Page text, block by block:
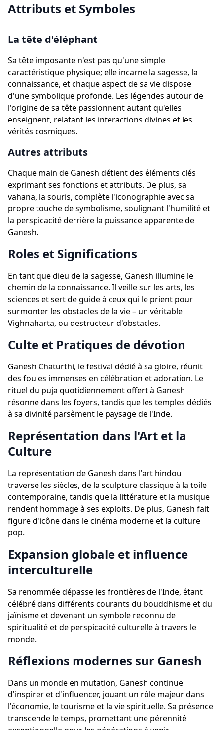
Attributs et Symboles
La tête d'éléphant
Sa tête imposante n'est pas qu'une simple
caractéristique physique; elle incarne la sagesse, la
connaissance, et chaque aspect de sa vie dispose
d'une symbolique profonde. Les légendes autour de
l'origine de sa tête passionnent autant qu'elles
enseignent, relatant les interactions divines et les
vérités cosmiques.
Autres attributs
Chaque main de Ganesh détient des éléments clés
exprimant ses fonctions et attributs. De plus, sa
vahana, la souris, complète l'iconographie avec sa
propre touche de symbolisme, soulignant l'humilité et
la perspicacité derrière la puissance apparente de
Ganesh.
Roles et Significations
En tant que dieu de la sagesse, Ganesh illumine le
chemin de la connaissance. Il veille sur les arts, les
sciences et sert de guide à ceux qui le prient pour
surmonter les obstacles de la vie – un véritable
Vighnaharta, ou destructeur d'obstacles.
Culte et Pratiques de dévotion
Ganesh Chaturthi, le festival dédié à sa gloire, réunit
des foules immenses en célébration et adoration. Le
rituel du puja quotidiennement offert à Ganesh
résonne dans les foyers, tandis que les temples dédiés
à sa divinité parsèment le paysage de l'Inde.
Représentation dans l'Art et la
Culture
La représentation de Ganesh dans l'art hindou
traverse les siècles, de la sculpture classique à la toile
contemporaine, tandis que la littérature et la musique
rendent hommage à ses exploits. De plus, Ganesh fait
figure d'icône dans le cinéma moderne et la culture
pop.
Expansion globale et influence
interculturelle
Sa renommée dépasse les frontières de l'Inde, étant
célébré dans différents courants du bouddhisme et du
jaïnisme et devenant un symbole reconnu de
spiritualité et de perspicacité culturelle à travers le
monde.
Réflexions modernes sur Ganesh
Dans un monde en mutation, Ganesh continue
d'inspirer et d'influencer, jouant un rôle majeur dans
l'économie, le tourisme et la vie spirituelle. Sa présence
transcende le temps, promettant une pérennité